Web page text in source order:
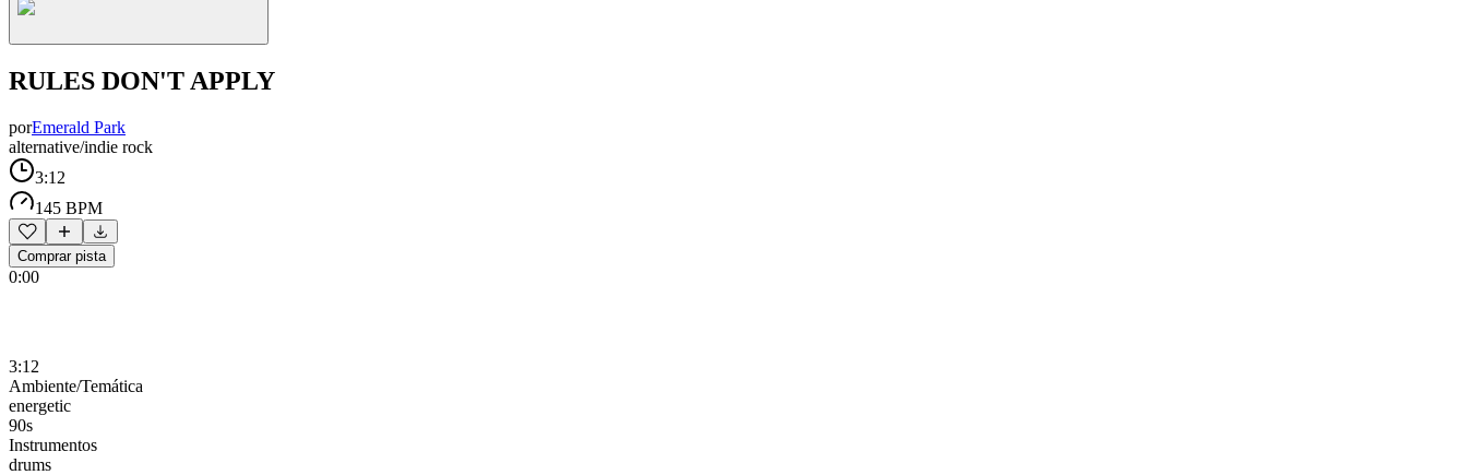
RULES DON'T APPLY
porEmerald Park
alternative/indie rock
3:12
145 BPM
Comprar pista
0:00
3:12
Ambiente/Temática
energetic
90s
Instrumentos
drums